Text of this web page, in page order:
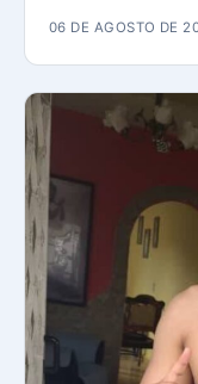
06 DE AGOSTO DE